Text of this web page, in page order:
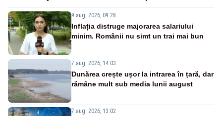
9 aug. 2026, 09:28
Inflația distruge majorarea salariului
minim. Românii nu simt un trai mai bun
7 aug. 2026, 14:03
Dunărea crește ușor la intrarea în țară, dar
rămâne mult sub media lunii august
7 aug. 2026, 13:02